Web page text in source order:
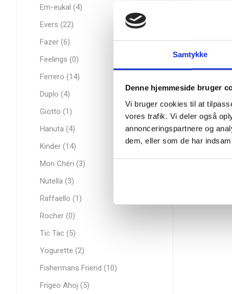
Samtykke
Denne hjemmeside bruger
Vi bruger cookies til at
vores trafik. Vi deler også
annonceringspartnere og
dem, eller som de har
Em-eukal (4)
Evers (22)
Fazer (6)
Feelings (0)
Ferrero (14)
Duplo (4)
Giotto (1)
Hanuta (4)
Kinder (14)
Mon Chéri (3)
Nutella (3)
Raffaello (1)
Rocher (0)
Tic Tac (5)
Yogurette (2)
Fishermans Friend (10)
Frigeo Ahoj (5)